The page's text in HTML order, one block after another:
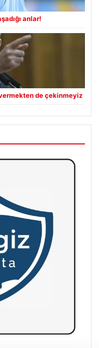
anlar!
de çekinmeyiz